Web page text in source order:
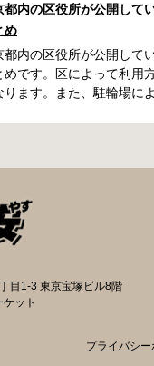
い？なんて疑問が浮かぶ
確認していざという時対
区 / 新宿区 / 品川区 / 港区
/ 墨田区 / 渋谷区 / 葛飾
た場合 猿楽町保管場所
図が置いてあります） 東
都営新宿・三田線神保町
高架下自転車保管場所 住
目4番 電話 050-2018-
策コールセンター） 最寄
手町駅B3出口 返還の際に
円 自転車の鍵 身分証
場所 住所 新宿区内藤町
都内の区役所が公開して
め
都内の区役所が公開して
めです。区によって利用
ります。また、駐輪場に
転車駐輪場 利用方法 利
期間内に利用登録申請書（
） と必要書類を環境
に郵送（申請期間消印有
環境まちづくり総務課（
（郵送先・各出張所の受
クス・メールでは申請で
保護受給者免除（詳しく
目1-3 東京宝塚ビル8階
ット
プライバシー